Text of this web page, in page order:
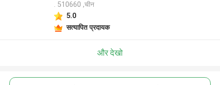
. 510660 ,चीन
5.0
सत्यापित प्रदायक
और देखो